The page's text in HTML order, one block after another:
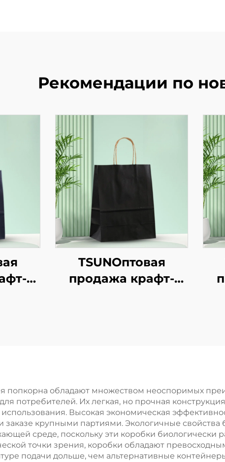
Рекомендации по
TSUNОптовая
продажа крафт-
возможностью
нанесения принта
попкорна обладают множеством неоспоримых
потребителей. Их легкая, но прочная
Высокая экономическая
заказе крупными партиями. Экологичные
среде, поскольку эти коробки биологически
точки зрения, коробки обладают
подачи дольше, чем альтернативные